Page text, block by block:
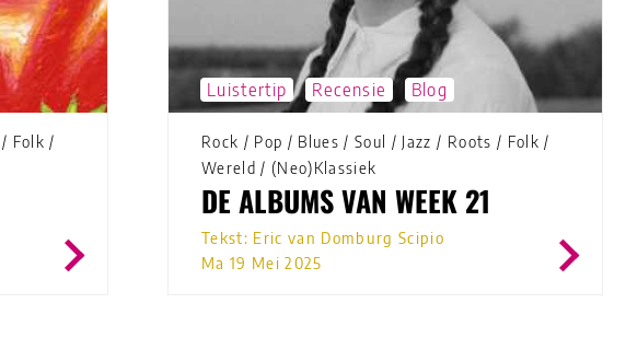
/ Folk /
Luistertip Recensie Blog
Rock / Pop / Blues / Soul / Jazz / Roots / Folk /
Wereld / (Neo)Klassiek
DE ALBUMS VAN WEEK 21
Tekst: Eric van Domburg Scipio
Ma 19 Mei 2025